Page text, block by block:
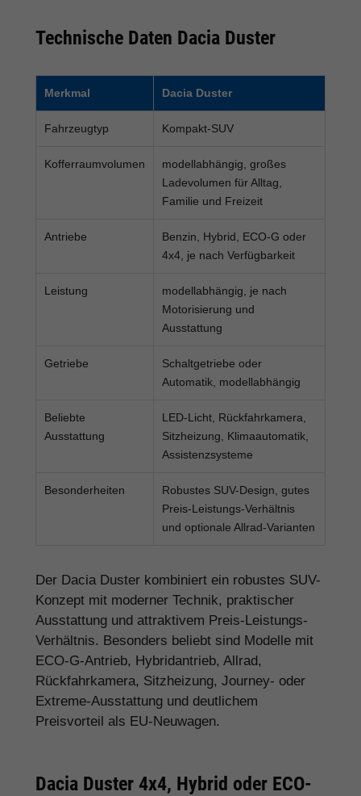
Technische Daten Dacia Duster
Merkmal Dacia Duster
Fahrzeugtyp Kompakt-SUV
Kofferraumvolumen
modellabhängig, großes
Ladevolumen für Alltag,
Familie und Freizeit
Antriebe
Benzin, Hybrid, ECO-G oder
4x4, je nach Verfügbarkeit
Leistung
modellabhängig, je nach
Motorisierung und
Ausstattung
Getriebe
Schaltgetriebe oder
Automatik, modellabhängig
Beliebte
Ausstattung
LED-Licht, Rückfahrkamera,
Sitzheizung, Klimaautomatik,
Assistenzsysteme
Besonderheiten
Robustes SUV-Design, gutes
Preis-Leistungs-Verhältnis
und optionale Allrad-Varianten
Der Dacia Duster kombiniert ein robustes SUV-
Konzept mit moderner Technik, praktischer
Ausstattung und attraktivem Preis-Leistungs-
Verhältnis. Besonders beliebt sind Modelle mit
ECO-G-Antrieb, Hybridantrieb, Allrad,
Rückfahrkamera, Sitzheizung, Journey- oder
Extreme-Ausstattung und deutlichem
Preisvorteil als EU-Neuwagen.
Dacia Duster 4x4, Hybrid oder ECO-